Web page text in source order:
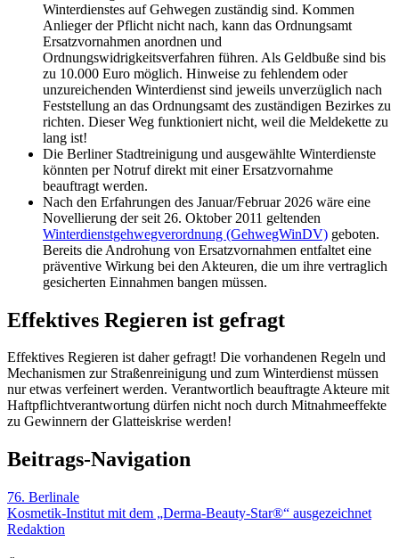
Winterdienstes auf Gehwegen zuständig sind. Kommen
Anlieger der Pflicht nicht nach, kann das Ordnungsamt
Ersatzvornahmen anordnen und
Ordnungswidrigkeitsverfahren führen. Als Geldbuße sind bis
zu 10.000 Euro möglich. Hinweise zu fehlendem oder
unzureichenden Winterdienst sind jeweils unverzüglich nach
Feststellung an das Ordnungsamt des zuständigen Bezirkes zu
richten. Dieser Weg funktioniert nicht, weil die Meldekette zu
lang ist!
Die Berliner Stadtreinigung und ausgewählte Winterdienste
könnten per Notruf direkt mit einer Ersatzvornahme
beauftragt werden.
Nach den Erfahrungen des Januar/Februar 2026 wäre eine
Novellierung der seit 26. Oktober 2011 geltenden
Winterdienstgehwegverordnung (GehwegWinDV) geboten.
Bereits die Androhung von Ersatzvornahmen entfaltet eine
präventive Wirkung bei den Akteuren, die um ihre vertraglich
gesicherten Einnahmen bangen müssen.
Effektives Regieren ist gefragt
Effektives Regieren ist daher gefragt! Die vorhandenen Regeln und
Mechanismen zur Straßenreinigung und zum Winterdienst müssen
nur etwas verfeinert werden. Verantwortlich beauftragte Akteure mit
Haftpflichtverantwortung dürfen nicht noch durch Mitnahmeeffekte
zu Gewinnern der Glatteiskrise werden!
Beitrags-Navigation
76. Berlinale
Kosmetik-Institut mit dem „Derma-Beauty-Star®“ ausgezeichnet
Redaktion